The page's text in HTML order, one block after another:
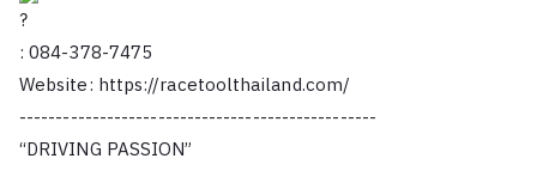
: 084-378-7475
Website: https://racetoolthailand.com/
-------------------------------------------------
“DRIVING PASSION”